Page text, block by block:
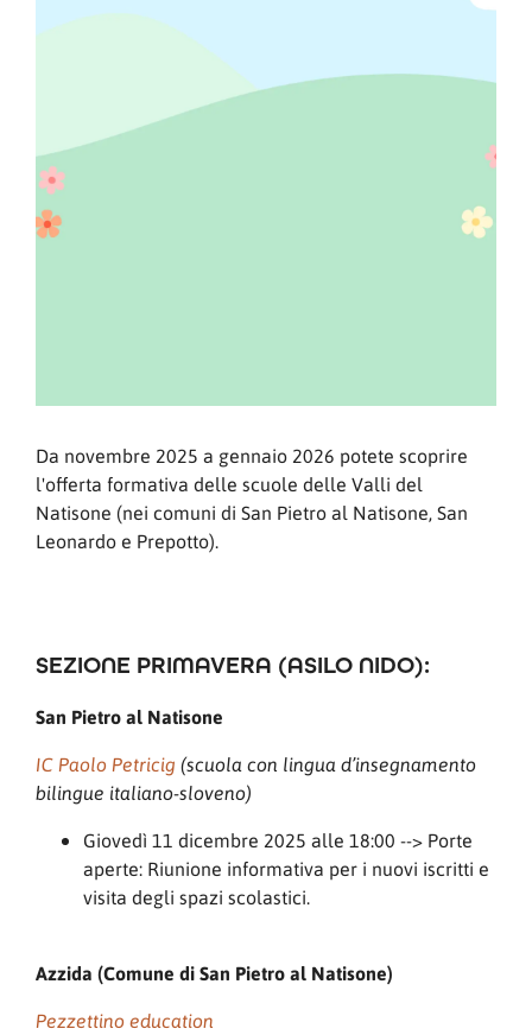
Da novembre 2025 a gennaio 2026 potete scoprire
l'offerta formativa delle scuole delle Valli del
Natisone (nei comuni di San Pietro al Natisone, San
Leonardo e Prepotto).
SEZIONE PRIMAVERA (ASILO NIDO):
San Pietro al Natisone
IC Paolo Petricig (scuola con lingua d’insegnamento
bilingue italiano-sloveno)
Giovedì 11 dicembre 2025 alle 18:00 --> Porte
aperte: Riunione informativa per i nuovi iscritti e
visita degli spazi scolastici.
Azzida (Comune di San Pietro al Natisone)
Pezzettino education